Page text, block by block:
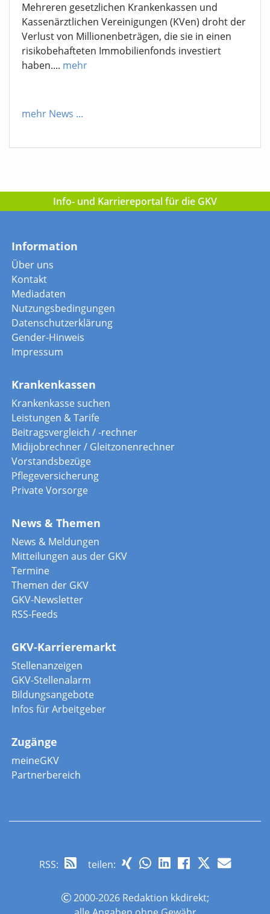
Mehreren gesetzlichen Krankenkassen und
Kassenärztlichen Vereinigungen (KVen) droht der
Verlust von Millionenbeträgen, die sie in einen
risikobehafteten Immobilienfonds investiert
haben.... mehr
mehr News ...
Info- und Karriereportal für die GKV
Information
Über uns
Kontakt
Mediadaten
Nutzungsbedingungen
Datenschutzerklärung
Gender-Hinweis
Impressum
Krankenkassen
Krankenkasse suchen
Leistungen & Tarife
Beitragsvergleich / -rechner
Midijobrechner / Gleitzonenrechner
Vorstandsbezüge
Pflegeversicherung
Private Vorsorge
News & Themen
News & Meldungen
Mitteilungen aus der GKV
Termine
Themen der GKV
GKV-Newsletter
RSS-Feeds
GKV-Karrieremarkt
Stellenanzeigen
GKV-Stellenalarm
Bildungsangebote
Infos für Arbeitgeber
Zugänge
meineGKV
Partnerbereich
RSS: teilen:
2000-2026 Redaktion kkdirekt;